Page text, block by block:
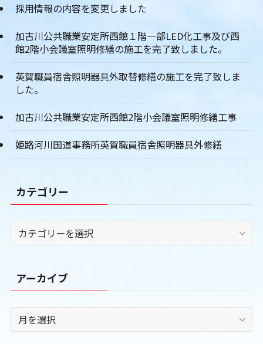
採用情報の内容を変更しました
加古川公共職業安定所西館１階一部LED化工事及び西
館2階小会議室照明修繕の施工を完了致しました。
英賀職員宿舎照明器具外取替修繕の施工を完了致しま
した。
加古川公共職業安定所西館2階小会議室照明修繕工事
姫路河川国道事務所英賀職員宿舎照明器具外修繕
カテゴリー
テ
リ
ー
アーカイブ
ー